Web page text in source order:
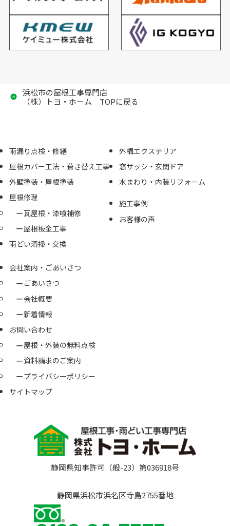
浜松市の屋根工事専門店
（株）トヨ・ホーム TOPに戻る
静岡県知事許可（般-23）第036918号
静岡県浜松市浜名区寺島2755番地
雨漏り点検・修繕
屋根カバー工法・葺き替え工事
外壁塗装・屋根塗装
屋根修理
瓦屋根・漆喰補修
屋根板金工事
雨どい清掃・交換
外構エクステリア
窓サッシ・玄関ドア
水まわり・内装リフォーム
施工事例
お客様の声
会社案内・ごあいさつ
ごあいさつ
会社概要
新着情報
お問い合わせ
屋根・外装の無料点検
資料請求のご案内
プライバシーポリシー
サイトマップ